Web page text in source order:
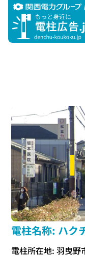
電柱名称: ハク
電柱所在地: 羽曳野